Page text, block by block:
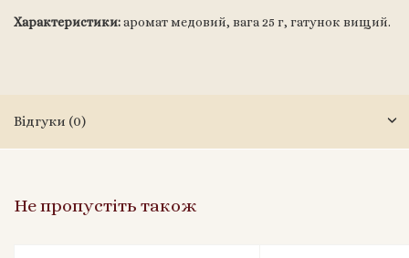
Характеристики:аромат медовий, вага 25 г, гатунок вищий.
Відгуки (0)
Не пропустіть також